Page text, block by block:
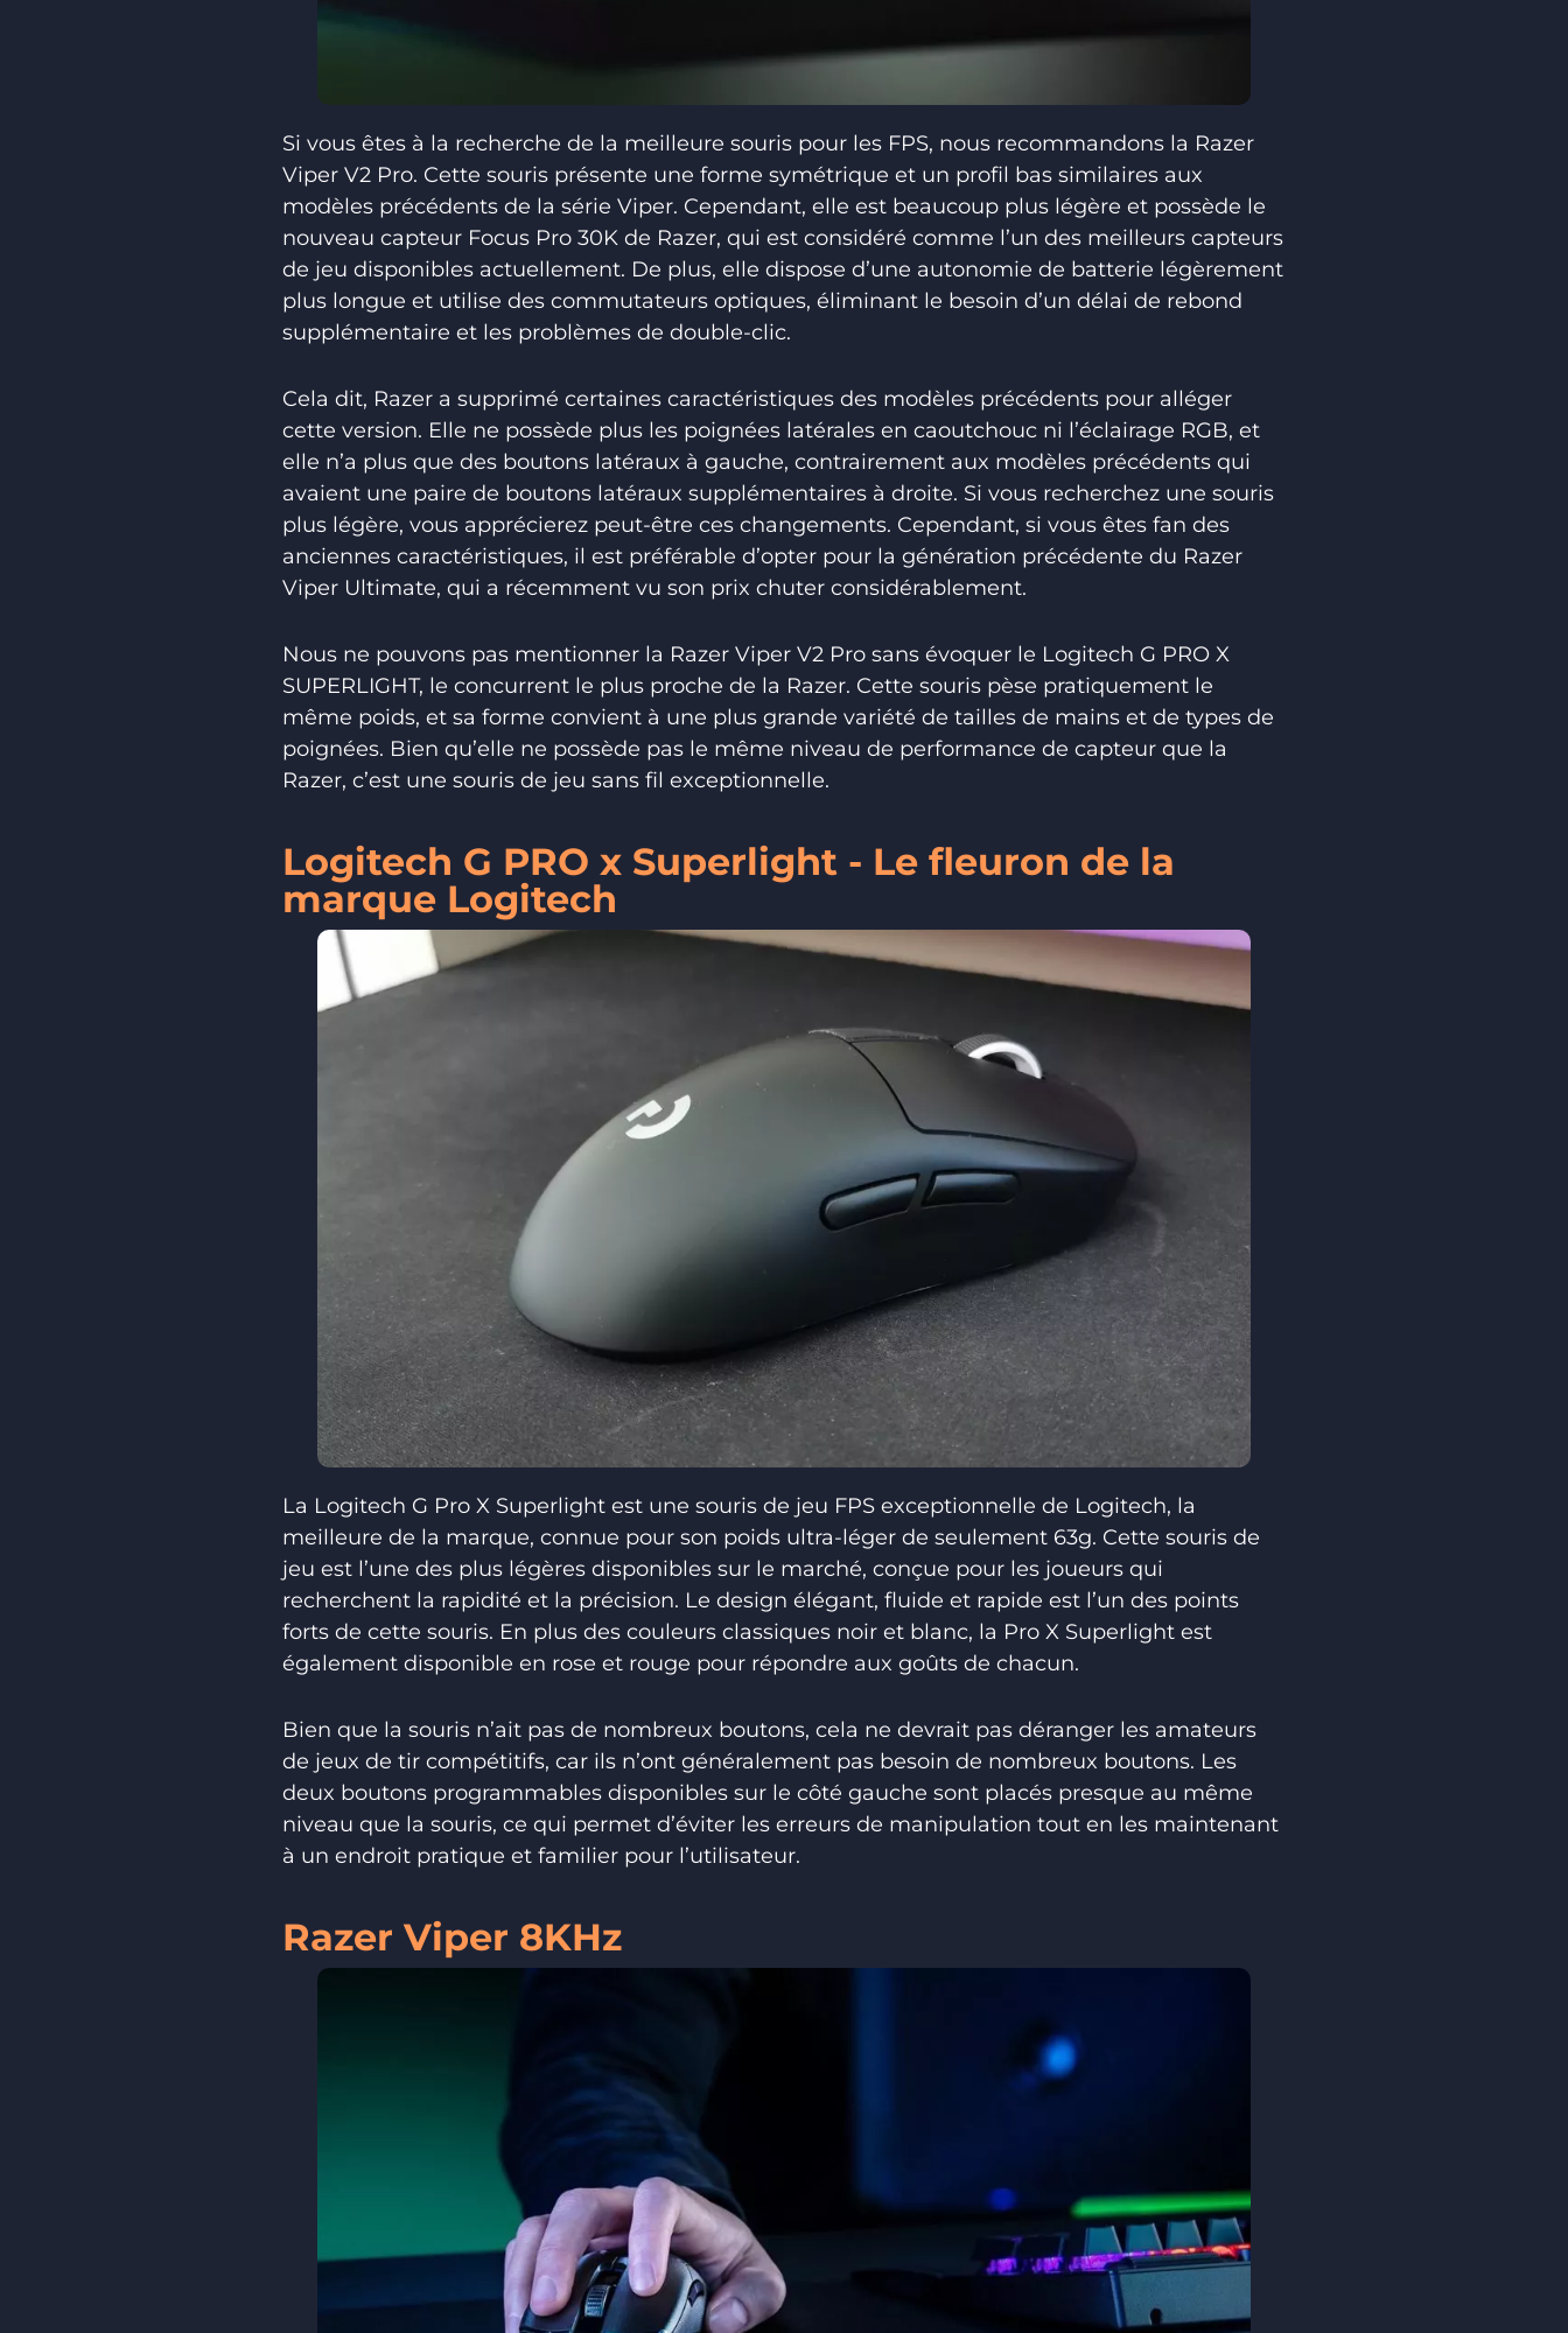
Si vous êtes à la recherche de la meilleure souris pour les FPS, nous recommandons la Razer
Viper V2 Pro. Cette souris présente une forme symétrique et un profil bas similaires aux
modèles précédents de la série Viper. Cependant, elle est beaucoup plus légère et possède le
nouveau capteur Focus Pro 30K de Razer, qui est considéré comme l’un des meilleurs capteurs
de jeu disponibles actuellement. De plus, elle dispose d’une autonomie de batterie légèrement
plus longue et utilise des commutateurs optiques, éliminant le besoin d’un délai de rebond
supplémentaire et les problèmes de double-clic.
Cela dit, Razer a supprimé certaines caractéristiques des modèles précédents pour alléger
cette version. Elle ne possède plus les poignées latérales en caoutchouc ni l’éclairage RGB, et
elle n’a plus que des boutons latéraux à gauche, contrairement aux modèles précédents qui
avaient une paire de boutons latéraux supplémentaires à droite. Si vous recherchez une souris
plus légère, vous apprécierez peut-être ces changements. Cependant, si vous êtes fan des
anciennes caractéristiques, il est préférable d’opter pour la génération précédente du Razer
Viper Ultimate, qui a récemment vu son prix chuter considérablement.
Nous ne pouvons pas mentionner la Razer Viper V2 Pro sans évoquer le Logitech G PRO X
SUPERLIGHT, le concurrent le plus proche de la Razer. Cette souris pèse pratiquement le
même poids, et sa forme convient à une plus grande variété de tailles de mains et de types de
poignées. Bien qu’elle ne possède pas le même niveau de performance de capteur que la
Razer, c’est une souris de jeu sans fil exceptionnelle.
Logitech G PRO x Superlight - Le fleuron de la
marque Logitech
La Logitech G Pro X Superlight est une souris de jeu FPS exceptionnelle de Logitech, la
meilleure de la marque, connue pour son poids ultra-léger de seulement 63g. Cette souris de
jeu est l’une des plus légères disponibles sur le marché, conçue pour les joueurs qui
recherchent la rapidité et la précision. Le design élégant, fluide et rapide est l’un des points
forts de cette souris. En plus des couleurs classiques noir et blanc, la Pro X Superlight est
également disponible en rose et rouge pour répondre aux goûts de chacun.
Bien que la souris n’ait pas de nombreux boutons, cela ne devrait pas déranger les amateurs
de jeux de tir compétitifs, car ils n’ont généralement pas besoin de nombreux boutons. Les
deux boutons programmables disponibles sur le côté gauche sont placés presque au même
niveau que la souris, ce qui permet d’éviter les erreurs de manipulation tout en les maintenant
à un endroit pratique et familier pour l’utilisateur.
Razer Viper 8KHz